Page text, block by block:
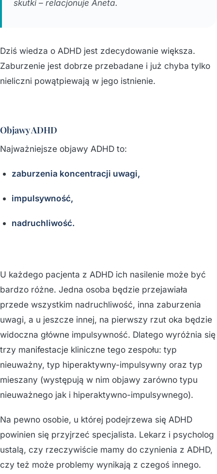
skutki – relacjonuje Aneta.
Dziś wiedza o ADHD jest zdecydowanie większa.
Zaburzenie jest dobrze przebadane i już chyba tylko
nieliczni powątpiewają w jego istnienie.
Objawy ADHD
Najważniejsze objawy ADHD to:
zaburzenia koncentracji uwagi,
impulsywność,
nadruchliwość.
U każdego pacjenta z ADHD ich nasilenie może być
bardzo różne. Jedna osoba będzie przejawiała
przede wszystkim nadruchliwość, inna zaburzenia
uwagi, a u jeszcze innej, na pierwszy rzut oka będzie
widoczna główne impulsywność. Dlatego wyróżnia się
trzy manifestacje kliniczne tego zespołu: typ
nieuważny, typ hiperaktywny-impulsywny oraz typ
mieszany (występują w nim objawy zarówno typu
nieuważnego jak i hiperaktywno-impulsywnego).
Na pewno osobie, u której podejrzewa się ADHD
powinien się przyjrzeć specjalista. Lekarz i psycholog
ustalą, czy rzeczywiście mamy do czynienia z ADHD,
czy też może problemy wynikają z czegoś innego.